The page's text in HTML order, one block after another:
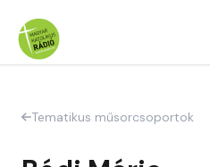
Tematikus műsorcsoportok